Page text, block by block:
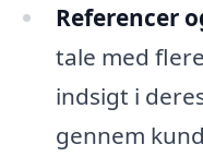
Referencer
tale med
indsigt i
gennem